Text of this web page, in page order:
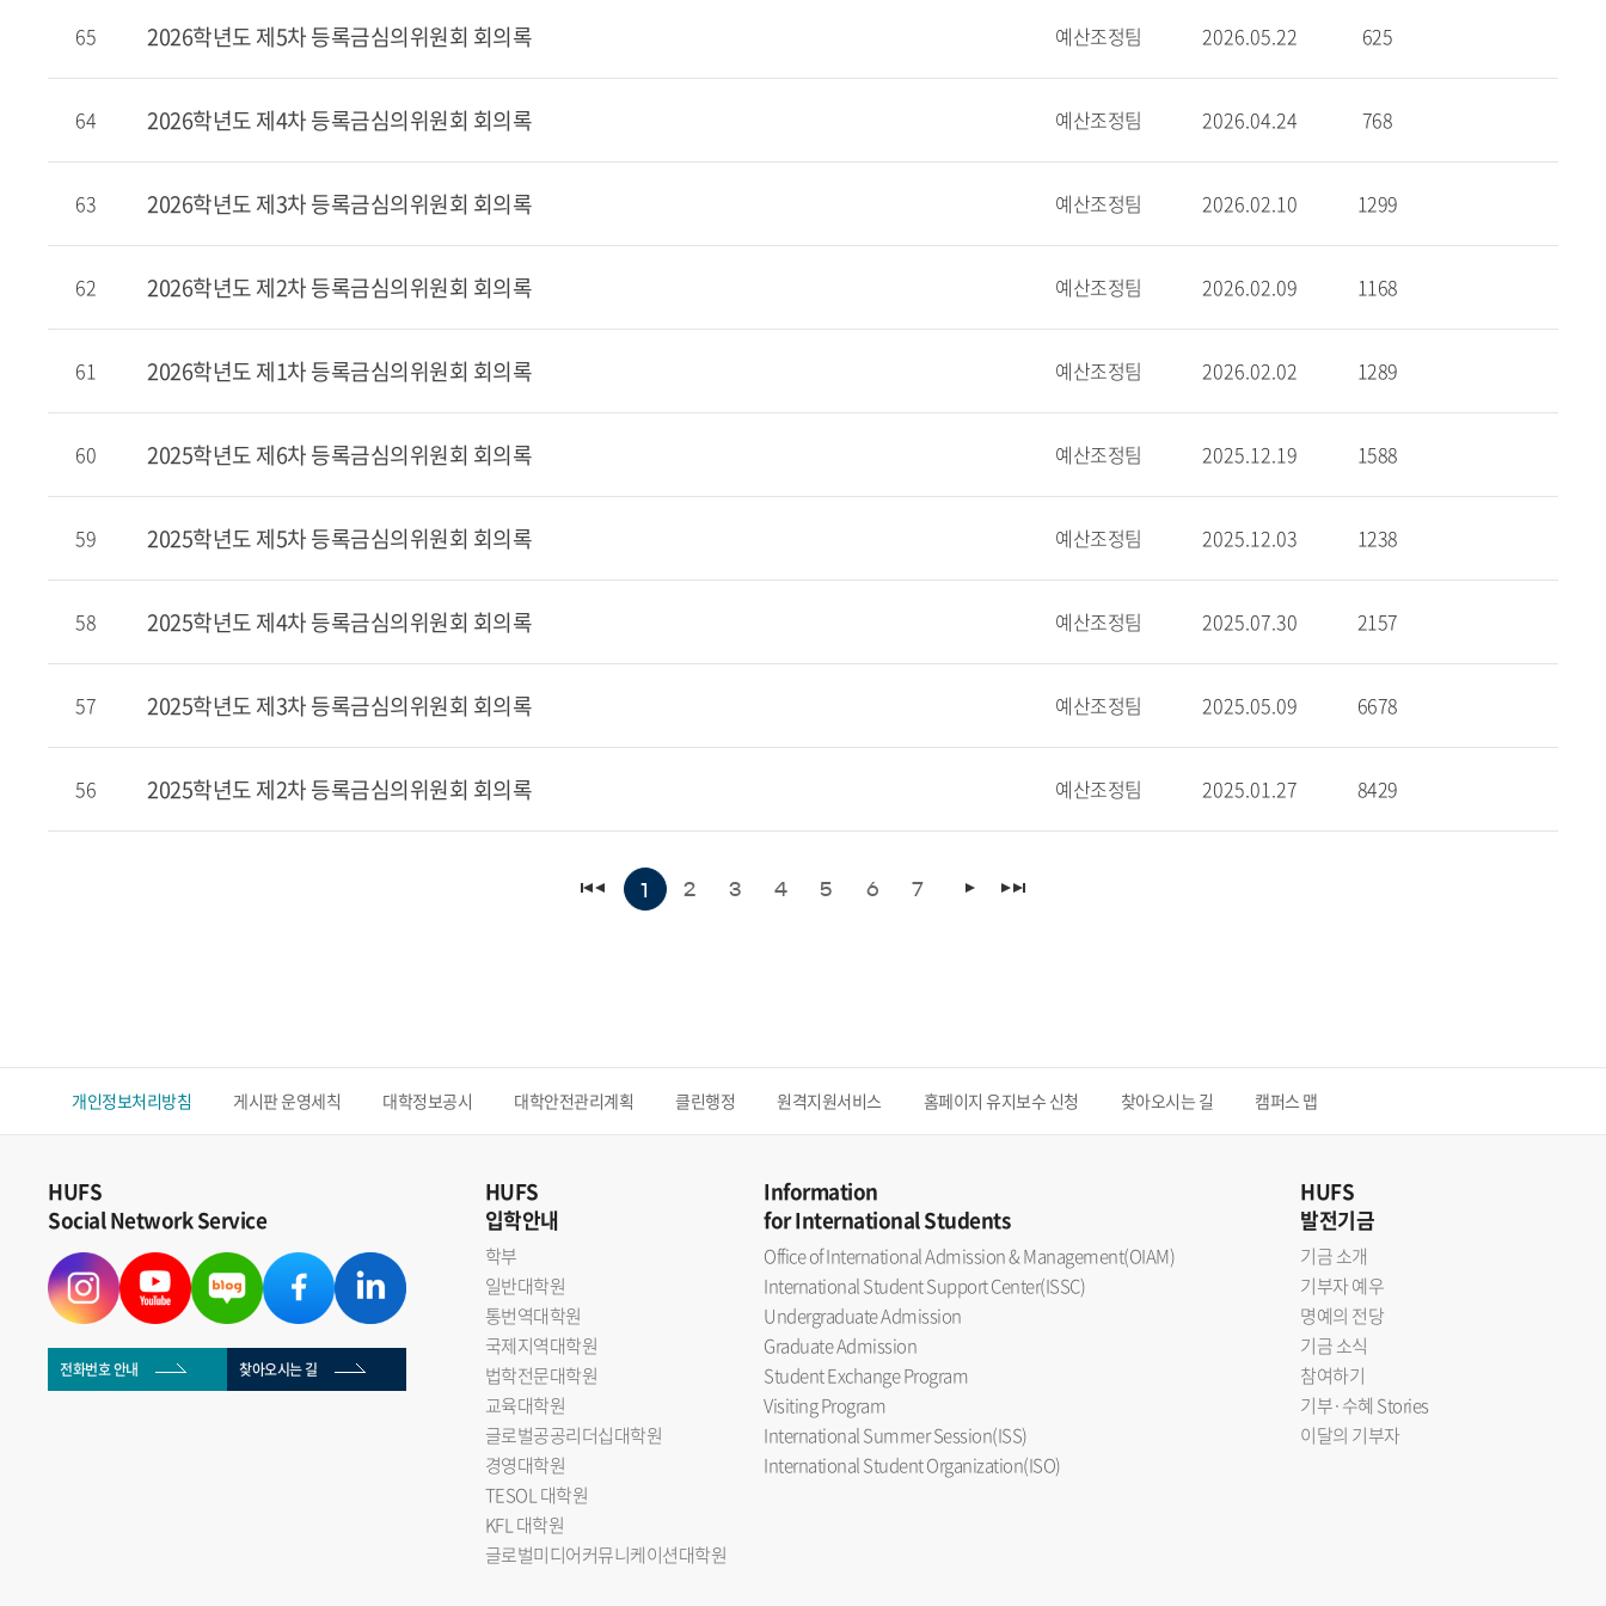
65 2026학년도 제5차 등록금심의위원회 회의록 예산조정팀 2026.05.22 625
64 2026학년도 제4차 등록금심의위원회 회의록 예산조정팀 2026.04.24 768
63 2026학년도 제3차 등록금심의위원회 회의록 예산조정팀 2026.02.10 1299
62 2026학년도 제2차 등록금심의위원회 회의록 예산조정팀 2026.02.09 1168
61 2026학년도 제1차 등록금심의위원회 회의록 예산조정팀 2026.02.02 1289
60 2025학년도 제6차 등록금심의위원회 회의록 예산조정팀 2025.12.19 1588
59 2025학년도 제5차 등록금심의위원회 회의록 예산조정팀 2025.12.03 1238
58 2025학년도 제4차 등록금심의위원회 회의록 예산조정팀 2025.07.30 2157
57 2025학년도 제3차 등록금심의위원회 회의록 예산조정팀 2025.05.09 6678
56 2025학년도 제2차 등록금심의위원회 회의록 예산조정팀 2025.01.27 8429
1 2 3 4 5 6 7
개인정보처리방침 게시판 운영세칙 대학정보공시 대학안전관리계획 클린행정 원격지원서비스 홈페이지 유지보수 신청 찾아오시는 길 캠퍼스 맵
HUFS
Social Network Service
전화번호 안내 찾아오시는 길
HUFS
입학안내
학부
일반대학원
통번역대학원
국제지역대학원
법학전문대학원
교육대학원
글로벌공공리더십대학원
경영대학원
TESOL 대학원
KFL 대학원
글로벌미디어커뮤니케이션대학원
Information
for International Students
Office of International Admission & Management(OIAM)
International Student Support Center(ISSC)
Undergraduate Admission
Graduate Admission
Student Exchange Program
Visiting Program
International Summer Session(ISS)
International Student Organization(ISO)
HUFS
발전기금
기금 소개
기부자 예우
명예의 전당
기금 소식
참여하기
기부·수혜 Stories
이달의 기부자